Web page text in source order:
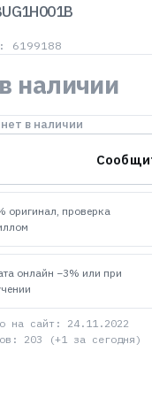
6199188
наличии
в наличии
оригинал, проверка
онлайн −3% или при
на сайт: 24.11.2022
203 (+1 за сегодня)